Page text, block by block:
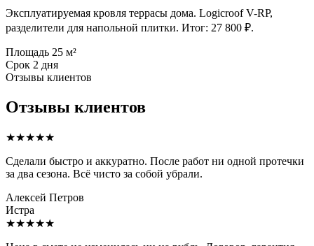
Эксплуатируемая кровля террасы дома. Logicroof V-RP,
разделители для напольной плитки. Итог: 27 800 ₽.
Площадь 25 м²
Срок 2 дня
Отзывы клиентов
Отзывы клиентов
★★★★★
Сделали быстро и аккуратно. После работ ни одной протечки
за два сезона. Всё чисто за собой убрали.
Алексей Петров
Истра
★★★★★